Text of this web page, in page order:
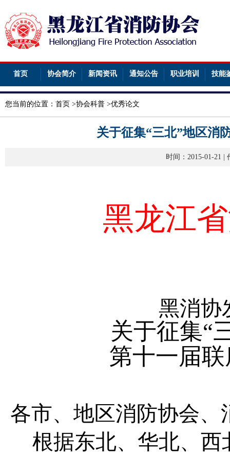
首页 协会简介 新闻资讯 通知公告 职业培训 技能
您当前的位置： 首页 >协会科普 >优秀论文
关于征集“三北”地区消
时间：2015-01-21 |
黑龙江
黑消协
关于征集“
第十一届
各市、地区消防协会
根据东北、华北、